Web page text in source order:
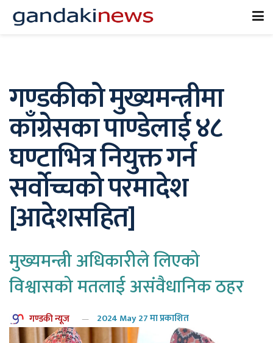
गण्डकीको मुख्यमन्त्रीमा
काँग्रेसका पाण्डेलाई ४८
घण्टाभित्र नियुक्त गर्न
सर्वाेच्चको परमादेश
[आदेशसहित]
मुख्यमन्त्री अधिकारीले लिएको
विश्वासको मतलाई असंवैधानिक ठहर
गण्डकी न्यूज 2024 May 27 मा प्रकाशित